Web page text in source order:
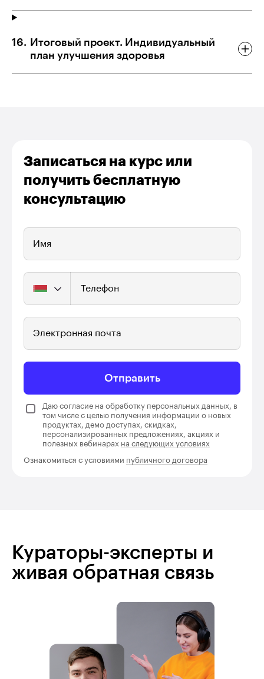
Итоговый проект. Индивидуальный
план улучшения здоровья
Записаться на курс или
получить бесплатную
консультацию
Имя
Телефон
Электронная почта
Отправить
Даю согласие на обработку персональных данных, в
том числе с целью получения информации о новых
продуктах, демо доступах, скидках,
персонализированных предложениях, акциях и
полезных вебинарах на следующих условиях
Ознакомиться с условиями публичного договора
Кураторы-эксперты и
живая обратная связь